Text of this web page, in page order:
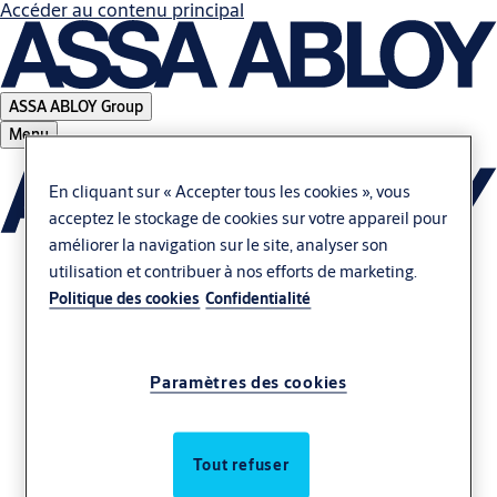
Accéder au contenu principal
ASSA ABLOY Group
Menu
intralogistiques pour
En cliquant sur « Accepter tous les cookies », vous
acceptez le stockage de cookies sur votre appareil pour
améliorer la navigation sur le site, analyser son
utilisation et contribuer à nos efforts de marketing.
Politique des cookies Confidentialité
Paramètres des cookies
Tout refuser